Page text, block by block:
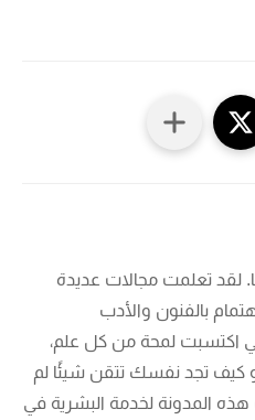
لقد تعلمت مجالات عديدة
بالفنون والأدب
اكتسبت لمحة من كل علم،
كيف تجد نفسك تتقن شيئًا لم
المدونة لخدمة البشرية في